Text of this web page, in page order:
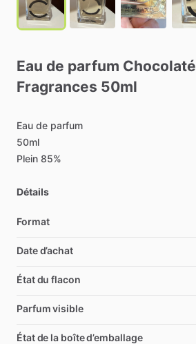
Eau de parfum Chocolaté
Fragrances 50ml
Eau de parfum
50ml
Plein 85%
Détails
Format
Date d’achat
État du flacon
Parfum visible
État de la boîte d’emballage